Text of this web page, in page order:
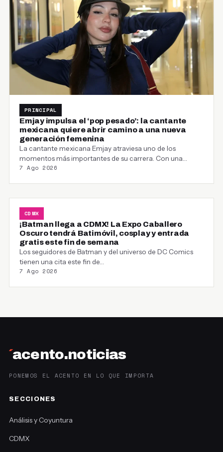
PRINCIPAL
Emjay impulsa el ‘pop pesado’: la cantante
mexicana quiere abrir camino a una nueva
generación femenina
La cantante mexicana Emjay atraviesa uno de los
momentos más importantes de su carrera. Con una…
7 Ago 2026
CDMX
¡Batman llega a CDMX! La Expo Caballero
Oscuro tendrá Batimóvil, cosplay y entrada
gratis este fin de semana
Los seguidores de Batman y del universo de DC Comics
tienen una cita este fin de…
7 Ago 2026
´acento.noticias
PONEMOS EL ACENTO EN LO QUE IMPORTA
SECCIONES
Análisis y Coyuntura
CDMX